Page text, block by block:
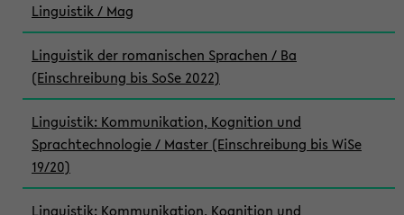
Linguistik / Mag
Linguistik der romanischen Sprachen / Ba
(Einschreibung bis SoSe 2022)
Linguistik: Kommunikation, Kognition und
Sprachtechnologie / Master (Einschreibung bis WiSe
19/20)
Linguistik: Kommunikation, Kognition und